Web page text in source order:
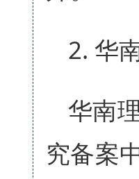
2. 华
华南
究备案